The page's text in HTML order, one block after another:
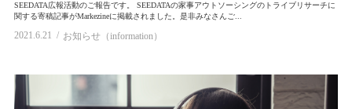
新規事業（new business development） 流通（retail） insight
SEEDATA広報活動のご報告です。 SEEDATAの家事アウトソーシングのトライブリサーチに
関する寄稿記事がMarkezineに掲載されました。是非みなさんご...
2021.6.21 お知らせ（information）